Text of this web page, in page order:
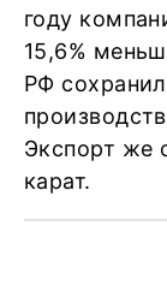
году
15,6%
РФ
Экспорт же
карат.